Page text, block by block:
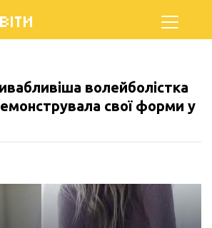
волейболістка
свої форми у